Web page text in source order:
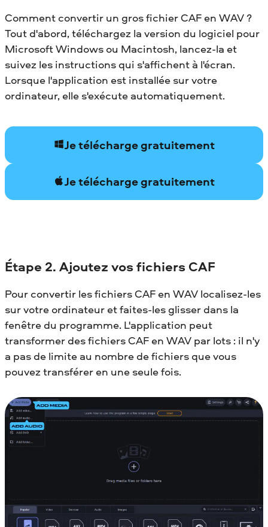
Comment convertir un gros fichier CAF en WAV ?
Tout d'abord, téléchargez la version du logiciel pour
Microsoft Windows ou Macintosh, lancez-la et
suivez les instructions qui s'affichent à l'écran.
Lorsque l'application est installée sur votre
ordinateur, elle s'exécute automatiquement.
Je télécharge gratuitement
Je télécharge gratuitement
Étape 2. Ajoutez vos fichiers CAF
Pour convertir les fichiers CAF en WAV localisez-les
sur votre ordinateur et faites-les glisser dans la
fenêtre du programme. L'application peut
transformer des fichiers CAF en WAV par lots : il n'y
a pas de limite au nombre de fichiers que vous
pouvez transférer en une seule fois.